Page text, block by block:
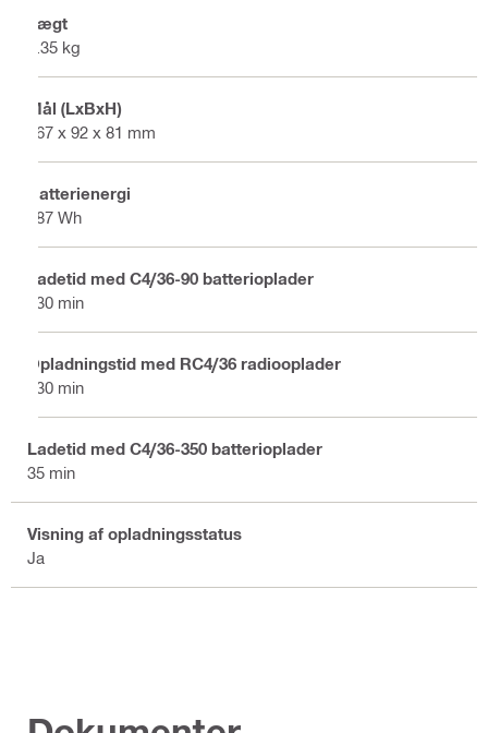
Vægt
1.35 kg
Mål (LxBxH)
167 x 92 x 81 mm
Batterienergi
187 Wh
Ladetid med C4/36-90 batterioplader
130 min
Opladningstid med RC4/36 radiooplader
130 min
Ladetid med C4/36-350 batterioplader
35 min
Visning af opladningsstatus
Ja